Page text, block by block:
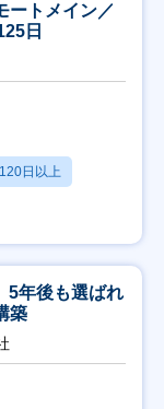
ートメイン／
日
日以上
5年後も選ばれ
築